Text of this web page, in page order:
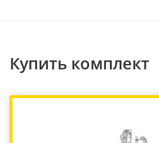
Купить комплект